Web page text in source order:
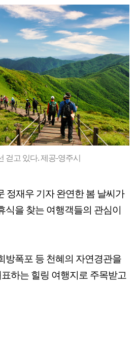
걷고 있다. 제공-영주시
정재우 기자 완연한 봄 날씨가
식을 찾는 여행객들의 관심이
방폭포 등 천혜의 자연경관을
하는 힐링 여행지로 주목받고